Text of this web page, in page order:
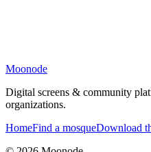
Moonode
Digital screens & community
organizations.
HomeFind a mosqueDownload